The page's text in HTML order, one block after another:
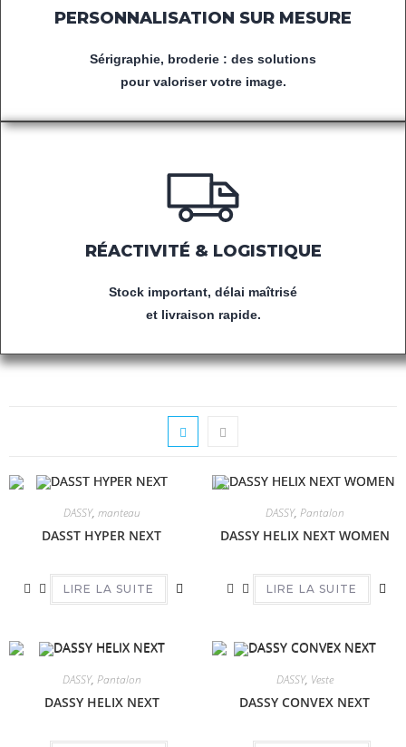
PERSONNALISATION SUR MESURE
Sérigraphie, broderie : des solutions
pour valoriser votre image.
RÉACTIVITÉ & LOGISTIQUE
Stock important, délai maîtrisé
et livraison rapide.
DASSY, manteau
DASST HYPER NEXT
LIRE LA SUITE
DASSY, Pantalon
DASSY HELIX NEXT WOMEN
LIRE LA SUITE
DASSY, Pantalon
DASSY HELIX NEXT
DASSY, Veste
DASSY CONVEX NEXT